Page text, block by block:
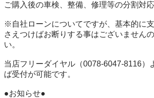
ご購入後の車検、整備、修理等の分割対
※自社ローンについてですが、基本的に
さえつけばお断りする事はございません
い。
当店フリーダイヤル（0078-6047-8116）
ば受付が可能です。
●お知らせ●